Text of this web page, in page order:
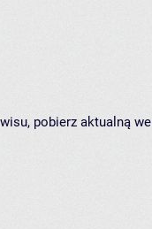
pobierz aktualną